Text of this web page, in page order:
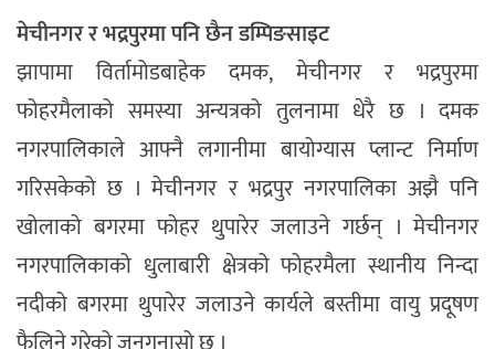
मेचीनगर र भद्रपुरमा पनि छैन डम्पिङसाइट
झापामा विर्तामोडबाहेक दमक, मेचीनगर र भद्रपुरमा
फोहरमैलाको समस्या अन्यत्रको तुलनामा धेरै छ । दमक
नगरपालिकाले आफ्नै लगानीमा बायोग्यास प्लान्ट निर्माण
गरिसकेको छ । मेचीनगर र भद्रपुर नगरपालिका अझै पनि
खोलाको बगरमा फोहर थुपारेर जलाउने गर्छन् । मेचीनगर
नगरपालिकाको धुलाबारी क्षेत्रको फोहरमैला स्थानीय निन्दा
नदीको बगरमा थुपारेर जलाउने कार्यले बस्तीमा वायु प्रदूषण